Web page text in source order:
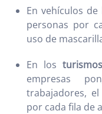
En vehículos
personas por
uso de
En los
empresas
trabajadores,
por cada fila de